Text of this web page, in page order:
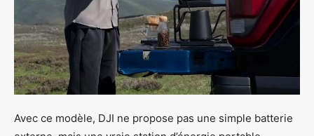
Avec ce modèle, DJI ne propose pas une simple batterie